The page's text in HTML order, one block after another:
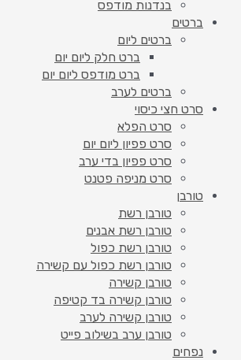
בנדנות מודפס
ברטים
ברטים ליום
ברט חלק ליום יום
ברט מודפס ליום יום
ברטים לערב
סרט חצי כיסוי
סרט הפלא
סרט פפיון ליום יום
סרט פפיון בדי ערב
סרט מניפה פטנט
טורבן
טורבן רשת
טורבן רשת אבנים
טורבן רשת כפול
טורבן רשת כפול עם קשירה
טורבן קשירה
טורבן קשירה בד קטיפה
טורבן קשירה לערב
טורבן ערב בשילוב פייט
נפחים